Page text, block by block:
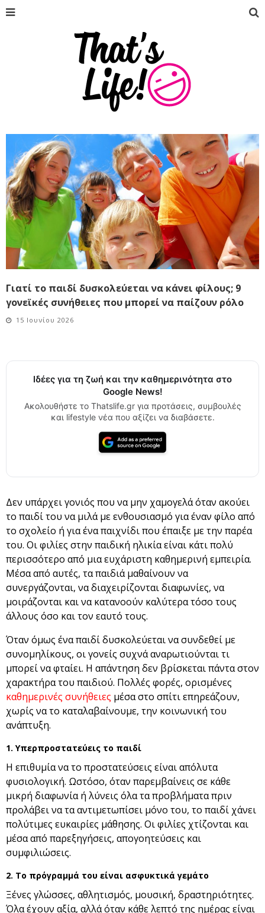
Γιατί το παιδί δυσκολεύεται να κάνει φίλους; 9
γονεϊκές συνήθειες που μπορεί να παίζουν ρόλο
15 Ιουνίου 2026
Ιδέες για τη ζωή και την καθημερινότητα στο
Google News!
Ακολουθήστε το Thatslife.gr για προτάσεις, συμβουλές
και lifestyle νέα που αξίζει να διαβάσετε.
Δεν υπάρχει γονιός που να μην χαμογελά όταν ακούει
το παιδί του να μιλά με ενθουσιασμό για έναν φίλο από
το σχολείο ή για ένα παιχνίδι που έπαιξε με την παρέα
του. Οι φιλίες στην παιδική ηλικία είναι κάτι πολύ
περισσότερο από μια ευχάριστη καθημερινή εμπειρία.
Μέσα από αυτές, τα παιδιά μαθαίνουν να
συνεργάζονται, να διαχειρίζονται διαφωνίες, να
μοιράζονται και να κατανοούν καλύτερα τόσο τους
άλλους όσο και τον εαυτό τους.
Όταν όμως ένα παιδί δυσκολεύεται να συνδεθεί με
συνομηλίκους, οι γονείς συχνά αναρωτιούνται τι
μπορεί να φταίει. Η απάντηση δεν βρίσκεται πάντα στον
χαρακτήρα του παιδιού. Πολλές φορές, ορισμένες
καθημερινές συνήθειες μέσα στο σπίτι επηρεάζουν,
χωρίς να το καταλαβαίνουμε, την κοινωνική του
ανάπτυξη.
1. Υπερπροστατεύεις το παιδί
Η επιθυμία να το προστατεύσεις είναι απόλυτα
φυσιολογική. Ωστόσο, όταν παρεμβαίνεις σε κάθε
μικρή διαφωνία ή λύνεις όλα τα προβλήματα πριν
προλάβει να τα αντιμετωπίσει μόνο του, το παιδί χάνει
πολύτιμες ευκαιρίες μάθησης. Οι φιλίες χτίζονται και
μέσα από παρεξηγήσεις, απογοητεύσεις και
συμφιλιώσεις.
2. Το πρόγραμμά του είναι ασφυκτικά γεμάτο
Ξένες γλώσσες, αθλητισμός, μουσική, δραστηριότητες.
Όλα έχουν αξία, αλλά όταν κάθε λεπτό της ημέρας είναι